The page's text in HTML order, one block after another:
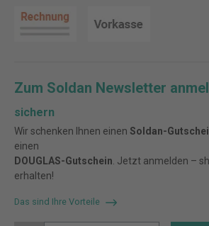
Zum Soldan Newsletter
sichern
Wir schenken Ihnen einen Soldan-
einen
DOUGLAS-Gutschein . Jetzt anmelden –
erhalten!
Das sind Ihre Vorteile